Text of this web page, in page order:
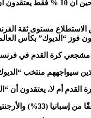
وقال نحو 90 % ممن شملهم الاستطلاع إنهم واثقون من أن المنتخب
والمغرب في ربع النهائي، قاس
سيواجههم منتخب
أم لا، يعتقدون أن
ذلك له ما يبرره.